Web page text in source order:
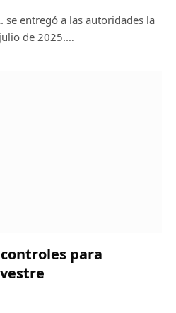
se entregó a las autoridades la
de 2025.…
para